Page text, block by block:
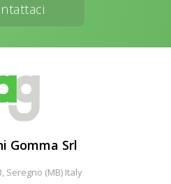
Gomma Srl
Seregno (MB) Italy